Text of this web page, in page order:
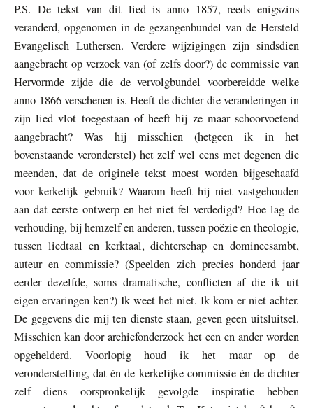
P.S. De tekst van dit lied is anno 1857, reeds enigszins
veranderd, opgenomen in de gezangenbundel van de Hersteld
Evangelisch Luthersen. Verdere wijzigingen zijn sindsdien
aangebracht op verzoek van (of zelfs door?) de commissie van
Hervormde zijde die de vervolgbundel voorbereidde welke
anno 1866 verschenen is. Heeft de dichter die veranderingen in
zijn lied vlot toegestaan of heeft hij ze maar schoorvoetend
aangebracht? Was hij misschien (hetgeen ik in het
bovenstaande veronderstel) het zelf wel eens met degenen die
meenden, dat de originele tekst moest worden bijgeschaafd
voor kerkelijk gebruik? Waarom heeft hij niet vastgehouden
aan dat eerste ontwerp en het niet fel verdedigd? Hoe lag de
verhouding, bij hemzelf en anderen, tussen poëzie en theologie,
tussen liedtaal en kerktaal, dichterschap en domineesambt,
auteur en commissie? (Speelden zich precies honderd jaar
eerder dezelfde, soms dramatische, conflicten af die ik uit
eigen ervaringen ken?) Ik weet het niet. Ik kom er niet achter.
De gegevens die mij ten dienste staan, geven geen uitsluitsel.
Misschien kan door archiefonderzoek het een en ander worden
opgehelderd. Voorlopig houd ik het maar op de
veronderstelling, dat én de kerkelijke commissie én de dichter
zelf diens oorspronkelijk gevolgde inspiratie hebben